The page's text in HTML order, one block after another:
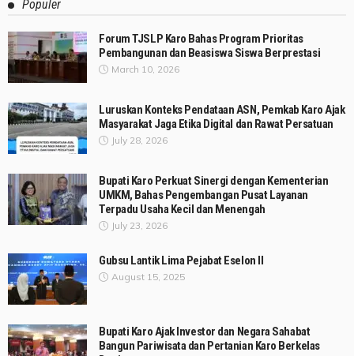
Populer
Forum TJSLP Karo Bahas Program Prioritas
Pembangunan dan Beasiswa Siswa Berprestasi
March 10, 2026
Luruskan Konteks Pendataan ASN, Pemkab Karo Ajak
Masyarakat Jaga Etika Digital dan Rawat Persatuan
July 28, 2026
Bupati Karo Perkuat Sinergi dengan Kementerian
UMKM, Bahas Pengembangan Pusat Layanan
Terpadu Usaha Kecil dan Menengah
July 23, 2026
Gubsu Lantik Lima Pejabat Eselon II
August 15, 2025
Bupati Karo Ajak Investor dan Negara Sahabat
Bangun Pariwisata dan Pertanian Karo Berkelas